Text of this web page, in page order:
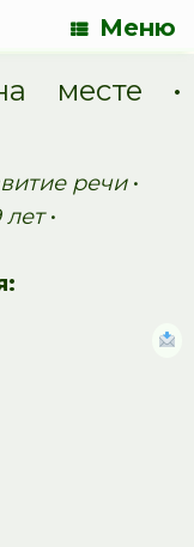
Меню
месте •
речи•
лет•